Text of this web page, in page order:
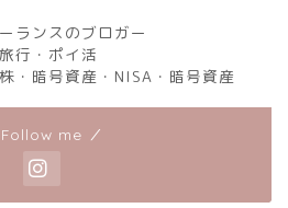
ランスのブロガー
行・ポイ活
・暗号資産・NISA・暗号資産
me ／